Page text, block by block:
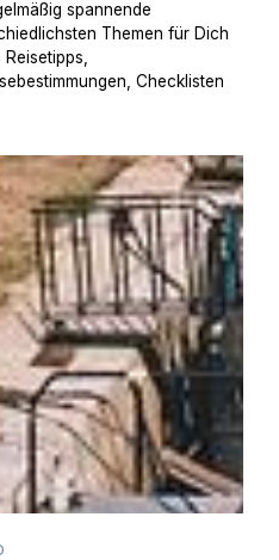
spannende
Themen für Dich
Checklisten